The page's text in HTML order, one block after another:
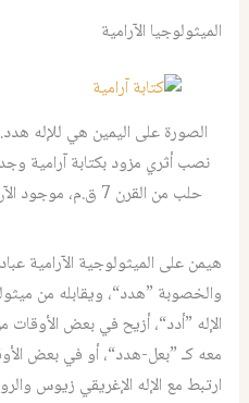
الميثولوجيا الآرامية
الصورة على اليمين هي للإله
نصب أثري مزود بكتابة آرامية
حلب من القرن 7 ق.م، موجود الآن في متحف اللوفر بباريس.
هيمن على الميثولوجية الآرامية
والخصوبة ”هدد“، ويقابله من
الإله ”أدد“، أزيح في بعض الأوقات
معه كـ ”بعل-هدد“، أو في بعض
ارتبط مع الإله الإغريقي زيوس